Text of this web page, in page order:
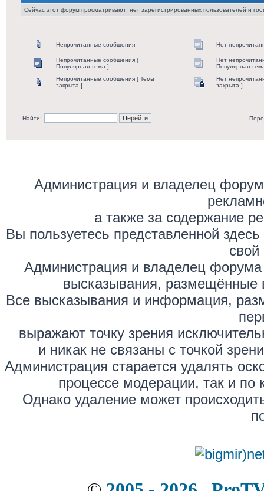
Сейчас этот форум просматривают: нет зарегистрированных пользователей и
Непрочитанные сообщения Нет
Непрочитанные сообщения [
Популярная тема ]
Нет
Популярная
Непрочитанные сообщения [ Тема
закрыта ]
Нет
закрыта ]
Найти:
Администрация и владелец
а также за содержание
Вы пользуетесь представленной
свой
Администрация и владелец форума
высказывания, размещённые
Все высказывания и информация,
выражают точку зрения
и никак не связаны с точкой
Администрация старается удалять
процессе модерации, так и по
Однако удаление может